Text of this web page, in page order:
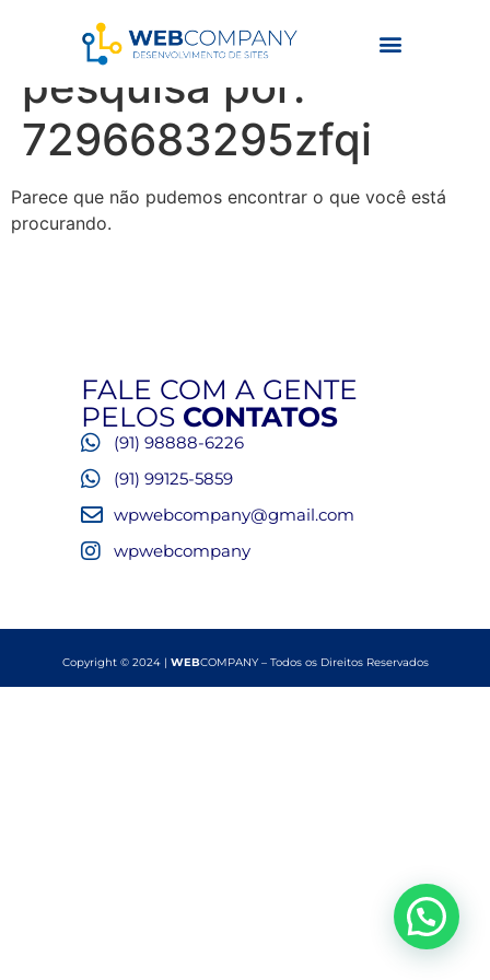
Resultados da
pesquisa por:
7296683295zfqi
Parece que não pudemos encontrar o que você está
procurando.
FALE COM A GENTE
PELOS CONTATOS
(91) 98888-6226
(91) 99125-5859
wpwebcompany@gmail.com
wpwebcompany
Copyright © 2024 | WEBCOMPANY – Todos os Direitos Reservados